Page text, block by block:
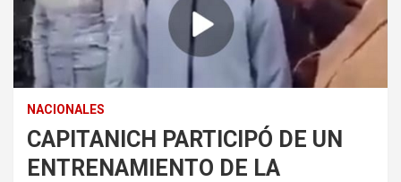
NACIONALES
CAPITANICH PARTICIPÓ DE UN
ENTRENAMIENTO DE LA